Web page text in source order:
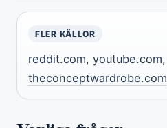
FLER KÄLLOR
reddit.com, youtube.com,
theconceptwardrobe.com